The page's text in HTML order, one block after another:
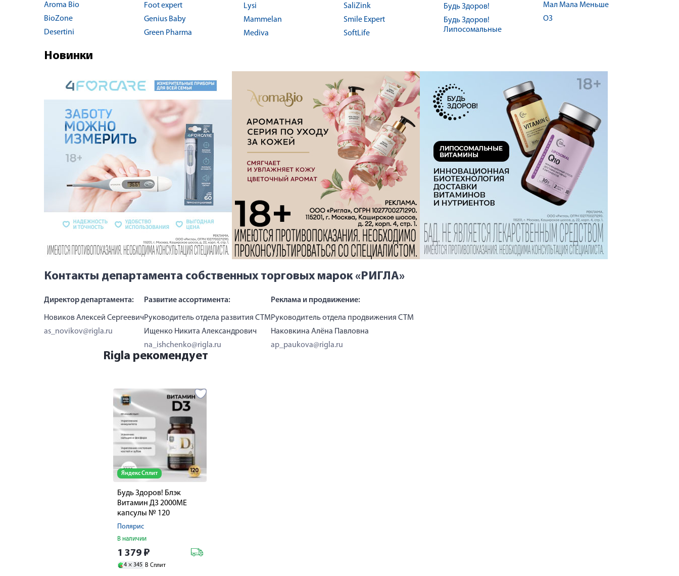
Aroma Bio
BioZone
Desertini
Foot expert
Genius Baby
Green Pharma
Lysi
Mammelan
Mediva
SaliZink
Smile Expert
SoftLife
Будь Здоров!
Будь Здоров!
Липосомальные
Мал Мала Меньше
О3
Новинки
Контакты департамента собственных торговых марок «РИГЛА»
Директор департамента:
Новиков Алексей Сергеевич
as_novikov@rigla.ru
Развитие ассортимента:
Руководитель отдела развития СТМ
Ищенко Никита Александрович
na_ishchenko@rigla.ru
Реклама и продвижение:
Руководитель отдела продвижения СТМ
Наковкина Алёна Павловна
ap_paukova@rigla.ru
Rigla рекомендует
Яндекс Сплит
Будь Здоров! Блэк
Витамин Д3 2000МЕ
капсулы № 120
Полярис
В наличии
1 379 ₽
4 × 345 В Сплит